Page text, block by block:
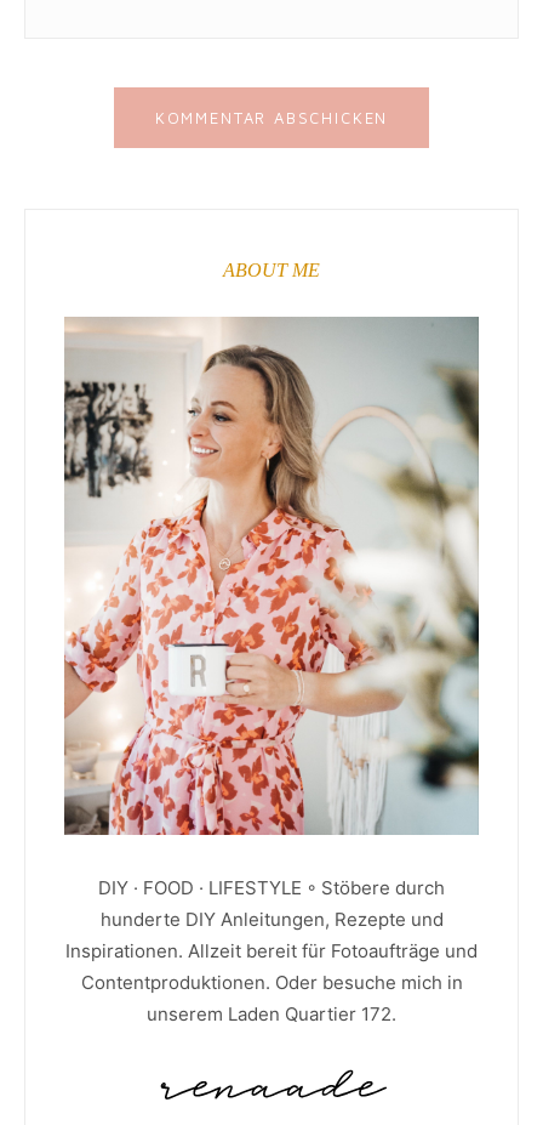
ABOUT ME
DIY · FOOD · LIFESTYLE ◦ Stöbere durch
hunderte DIY Anleitungen, Rezepte und
Inspirationen. Allzeit bereit für Fotoaufträge und
Contentproduktionen. Oder besuche mich in
unserem Laden Quartier 172.